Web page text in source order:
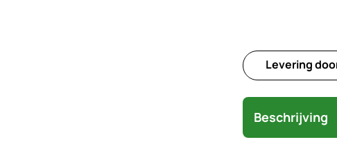
Levering
Beschrijving